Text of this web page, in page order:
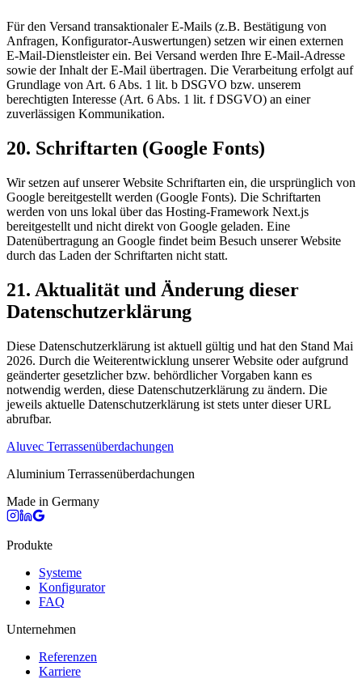
Für den Versand transaktionaler E-Mails (z.B. Bestätigung von
Anfragen, Konfigurator-Auswertungen) setzen wir einen externen
E-Mail-Dienstleister ein. Bei Versand werden Ihre E-Mail-Adresse
sowie der Inhalt der E-Mail übertragen. Die Verarbeitung erfolgt auf
Grundlage von Art. 6 Abs. 1 lit. b DSGVO bzw. unserem
berechtigten Interesse (Art. 6 Abs. 1 lit. f DSGVO) an einer
zuverlässigen Kommunikation.
20. Schriftarten (Google Fonts)
Wir setzen auf unserer Website Schriftarten ein, die ursprünglich von
Google bereitgestellt werden (Google Fonts). Die Schriftarten
werden von uns lokal über das Hosting-Framework Next.js
bereitgestellt und nicht direkt von Google geladen. Eine
Datenübertragung an Google findet beim Besuch unserer Website
durch das Laden der Schriftarten nicht statt.
21. Aktualität und Änderung dieser
Datenschutzerklärung
Diese Datenschutzerklärung ist aktuell gültig und hat den Stand Mai
2026. Durch die Weiterentwicklung unserer Website oder aufgrund
geänderter gesetzlicher bzw. behördlicher Vorgaben kann es
notwendig werden, diese Datenschutzerklärung zu ändern. Die
jeweils aktuelle Datenschutzerklärung ist stets unter dieser URL
abrufbar.
Aluvec Terrassenüberdachungen
Aluminium Terrassenüberdachungen
Made in Germany
Produkte
Systeme
Konfigurator
FAQ
Unternehmen
Referenzen
Karriere